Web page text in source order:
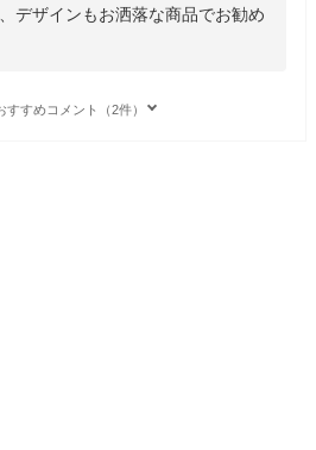
デザインもお洒落な商品でお勧め
すすめコメント（2件）